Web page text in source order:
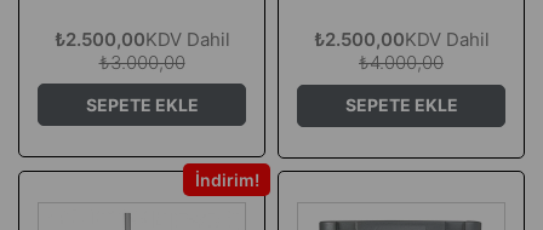
₺2.500,00KDV Dahil
₺3.000,00
SEPETE EKLE
₺2.500,00KDV Dahil
₺4.000,00
SEPETE EKLE
İndirim